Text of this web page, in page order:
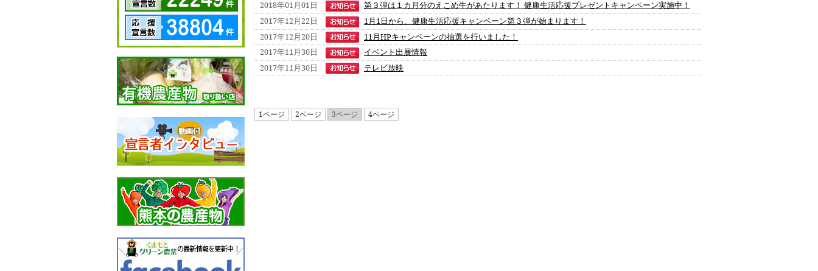
2018年01月01日
第３弾は１カ月分のえこめ牛があたります！ 健康生活応援プレゼントキャンペーン実施中！
2017年12月22日
1月1日から、健康生活応援キャンペーン第３弾が始まります！
2017年12月20日
11月HPキャンペーンの抽選を行いました！
2017年11月30日
イベント出展情報
2017年11月30日
テレビ放映
1ページ 2ページ 3ページ 4ページ